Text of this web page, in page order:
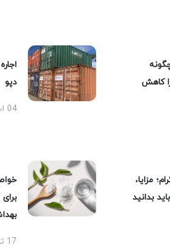
کاهش
دپو
04 اسفند 1404
مزایا،
بدانید
17 تیر 1405